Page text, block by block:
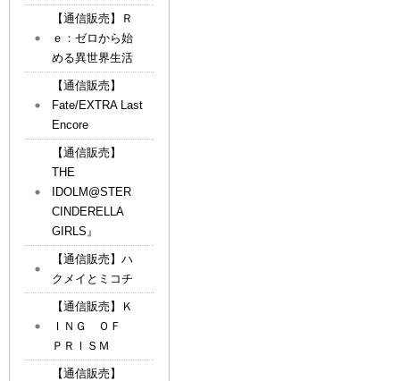
【通信販売】Ｒ
ｅ：ゼロから始
める異世界生活
【通信販売】
Fate/EXTRA Last
Encore
【通信販売】
THE
IDOLM@STER
CINDERELLA
GIRLS』
【通信販売】ハ
クメイとミコチ
【通信販売】Ｋ
ＩＮＧ ＯＦ
ＰＲＩＳＭ
【通信販売】